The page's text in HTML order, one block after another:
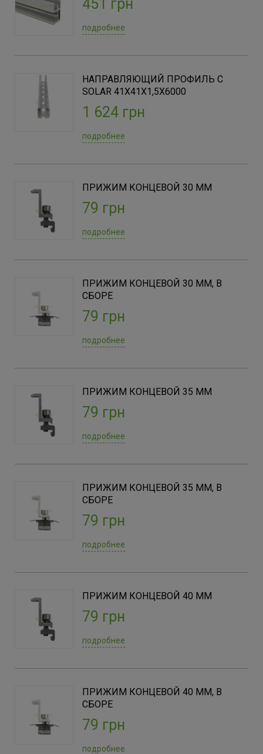
Оцинкованная сталь (2)
Нержавеющая сталь
451 грн
подробнее
НАПРАВЛЯЮЩИЙ ПРОФИЛЬ С
SOLAR 41Х41Х1,5Х6000
1 624 грн
подробнее
ПРИЖИМ КОНЦЕВОЙ 30 ММ
79 грн
подробнее
ПРИЖИМ КОНЦЕВОЙ 30 ММ, В
СБОРЕ
79 грн
подробнее
ПРИЖИМ КОНЦЕВОЙ 35 ММ
79 грн
подробнее
ПРИЖИМ КОНЦЕВОЙ 35 ММ, В
СБОРЕ
79 грн
подробнее
ПРИЖИМ КОНЦЕВОЙ 40 ММ
79 грн
подробнее
ПРИЖИМ КОНЦЕВОЙ 40 ММ, В
СБОРЕ
79 грн
подробнее